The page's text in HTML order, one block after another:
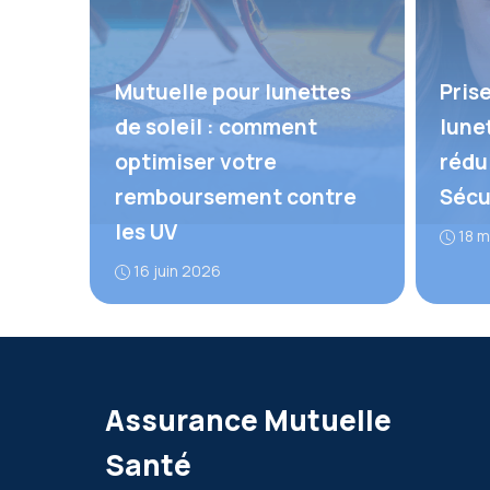
Mutuelle pour lunettes
de soleil : comment
optimiser votre
remboursement contre
les UV
16 juin 2026
18
Assurance Mutuelle
Santé